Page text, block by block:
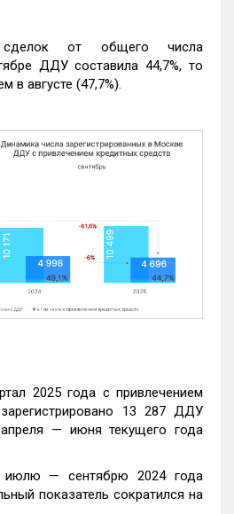
от общего числа
ДДУ составила 44,7%, то
в августе (47,7%).
2025 года с привлечением
13 287 ДДУ
апреля — июня текущего года
— сентябрю 2024 года
показатель сократился на